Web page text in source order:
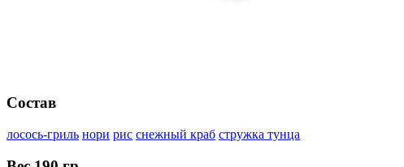
Состав
лосось-гриль нори рис снежный краб стружка тунца